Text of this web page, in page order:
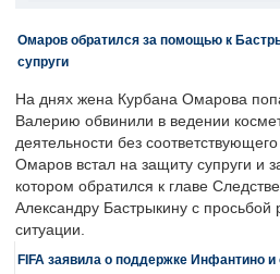
Омаров обратился за помощью к
супруги
На днях жена Курбана Омарова
Валерию обвинили в ведении
деятельности без
Омаров встал на защиту супруги и
котором обратился к главе
Александру Бастрыкину с просьбой
ситуации.
FIFA заявила о поддержке Инфантино и